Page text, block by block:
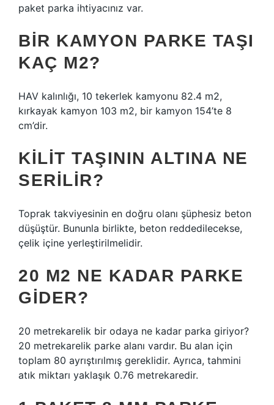
paket parka ihtiyacınız var.
BIR KAMYON PARKE TAŞI
KAÇ M2?
HAV kalınlığı, 10 tekerlek kamyonu 82.4 m2,
kırkayak kamyon 103 m2, bir kamyon 154’te 8
cm’dir.
KILIT TAŞININ ALTINA NE
SERILIR?
Toprak takviyesinin en doğru olanı şüphesiz beton
düşüştür. Bununla birlikte, beton reddedilecekse,
çelik içine yerleştirilmelidir.
20 M2 NE KADAR PARKE
GIDER?
20 metrekarelik bir odaya ne kadar parka giriyor?
20 metrekarelik parke alanı vardır. Bu alan için
toplam 80 ayrıştırılmış gereklidir. Ayrıca, tahmini
atık miktarı yaklaşık 0.76 metrekaredir.